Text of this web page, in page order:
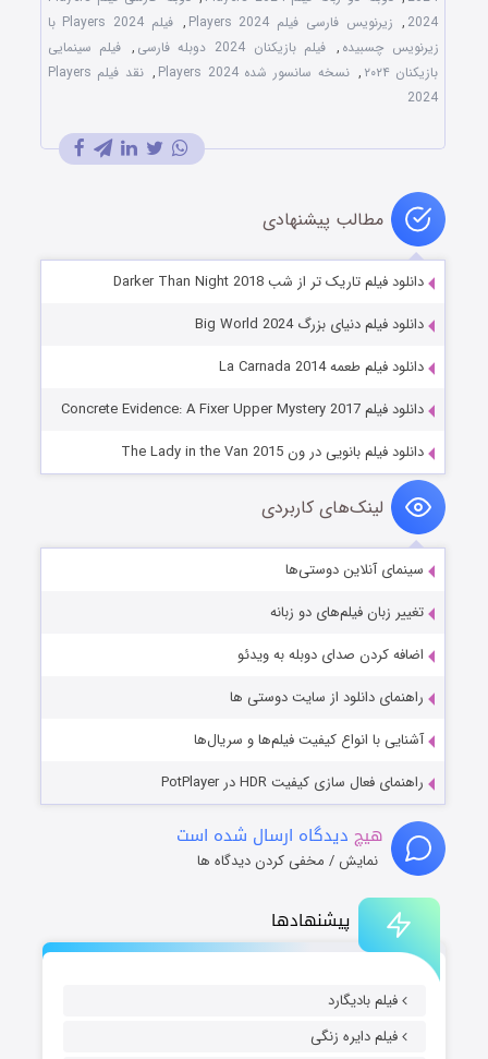
پیشنهادها
فیلم بادیگارد
فیلم دایره زنگی
2024
, زیرنویس فارسی فیلم Players 2024 ,
فیلم Players 2024 با
زیرنویس چسبیده , فیلم بازیکنان 2024 دوبله فارسی , فیلم سینمایی
بازیکنان ۲۰۲۴
, نسخه سانسور شده Players 2024 ,
نقد فیلم Players
2024
مطالب پیشنهادی
دانلود فیلم تاریک تر از شب Darker Than Night 2018
دانلود فیلم دنیای بزرگ Big World 2024
دانلود فیلم طعمه La Carnada 2014
دانلود فیلم Concrete Evidence: A Fixer Upper Mystery 2017
دانلود فیلم بانویی در ون The Lady in the Van 2015
لینک‌های کاربردی
سینمای آنلاین دوستی‌ها
تغییر زبان فیلم‌های دو زبانه
اضافه کردن صدای دوبله به ویدئو
راهنمای دانلود از سایت دوستی ها
آشنایی با انواع کیفیت فیلم‌ها و سریال‌ها
راهنمای فعال سازی کیفیت HDR در PotPlayer
هیچ دیدگاه ارسال شده است
نمایش / مخفی کردن دیدگاه ها